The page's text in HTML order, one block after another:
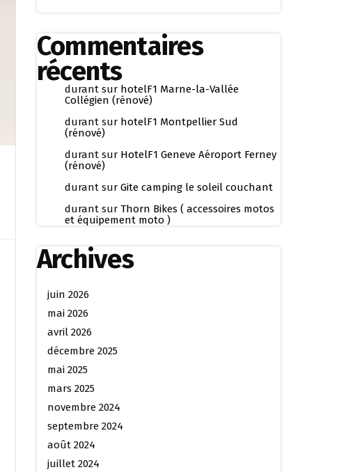
Commentaires
récents
durant sur hotelF1 Marne-la-Vallée
Collégien (rénové)
durant sur hotelF1 Montpellier Sud
(rénové)
durant sur HotelF1 Geneve Aéroport Ferney
(rénové)
durant sur Gite camping le soleil couchant
durant sur Thorn Bikes ( accessoires motos
et équipement moto )
Archives
juin 2026
mai 2026
avril 2026
décembre 2025
mai 2025
mars 2025
novembre 2024
septembre 2024
août 2024
juillet 2024